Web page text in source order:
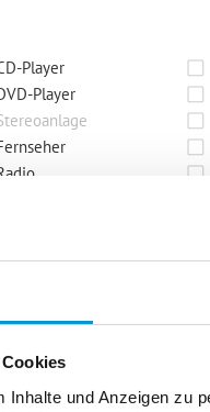
Inhalte und Anzeigen zu
Player
Player